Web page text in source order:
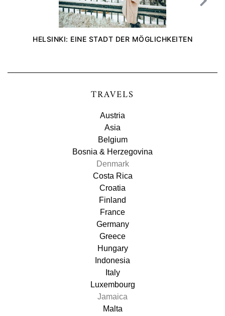
HELSINKI: EINE STADT DER MÖGLICHKEITEN
TRAVELS
Austria
Asia
Belgium
Bosnia & Herzegovina
Denmark
Costa Rica
Croatia
Finland
France
Germany
Greece
Hungary
Indonesia
Italy
Luxembourg
Jamaica
Malta